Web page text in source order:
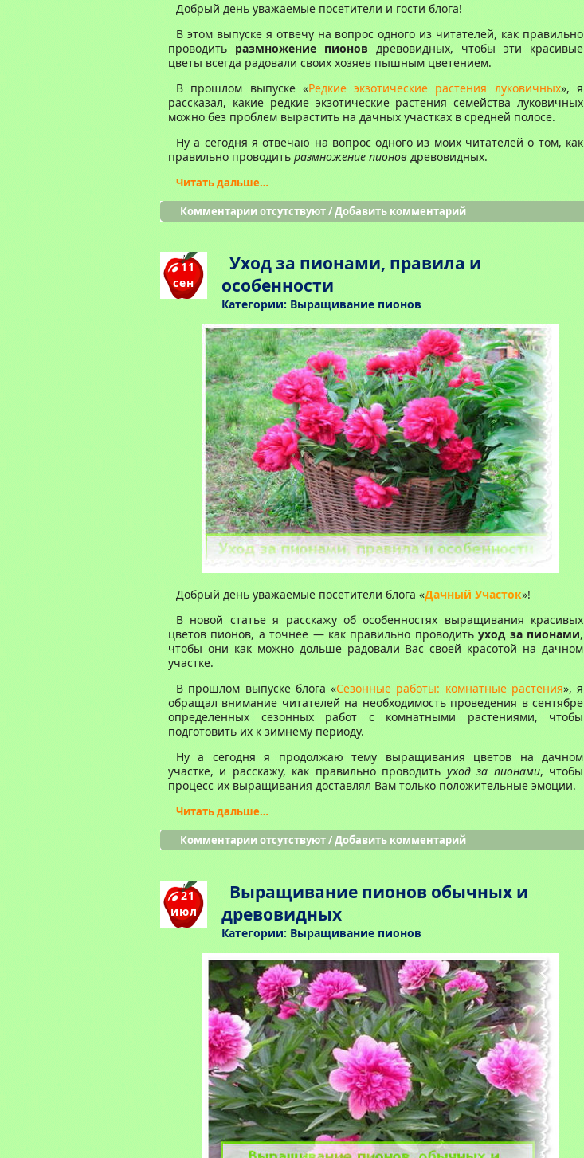
Добрый день уважаемые посетители и гости блога!
В этом выпуске я отвечу на вопрос одного из читателей, как правильно
проводить размножение пионов древовидных, чтобы эти красивые
цветы всегда радовали своих хозяев пышным цветением.
В прошлом выпуске «Редкие экзотические растения луковичных», я
рассказал, какие редкие экзотические растения семейства луковичных
можно без проблем вырастить на дачных участках в средней полосе.
Ну а сегодня я отвечаю на вопрос одного из моих читателей о том, как
правильно проводить размножение пионов древовидных.
Читать дальше…
Комментарии отсутствуют/Добавить комментарий
11
сен
Уход за пионами, правила и
особенности
Категории: Выращивание пионов
Добрый день уважаемые посетители блога «Дачный Участок»!
В новой статье я расскажу об особенностях выращивания красивых
цветов пионов, а точнее — как правильно проводитьуход за пионами,
чтобы они как можно дольше радовали Вас своей красотой на дачном
участке.
В прошлом выпуске блога «Сезонные работы: комнатные растения», я
обращал внимание читателей на необходимость проведения в сентябре
определенных сезонных работ с комнатными растениями, чтобы
подготовить их к зимнему периоду.
Ну а сегодня я продолжаю тему выращивания цветов на дачном
участке, и расскажу, как правильно проводить уход за пионами, чтобы
процесс их выращивания доставлял Вам только положительные эмоции.
Читать дальше…
Комментарии отсутствуют/Добавить комментарий
21
июл
Выращивание пионов обычных и
древовидных
Категории: Выращивание пионов